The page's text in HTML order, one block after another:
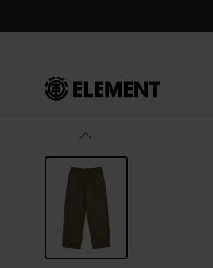
Produktinformation